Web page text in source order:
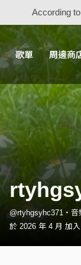
According
歌單 周邊商
@rtyhgsyhc371・音
於 2026 年 4 月 加入